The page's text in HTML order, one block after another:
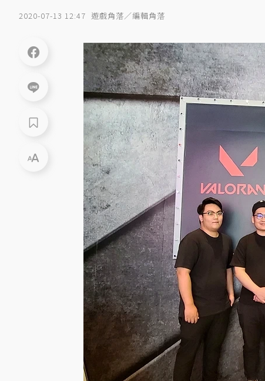
2020-07-13 12:47 遊戲角落／編輯角落